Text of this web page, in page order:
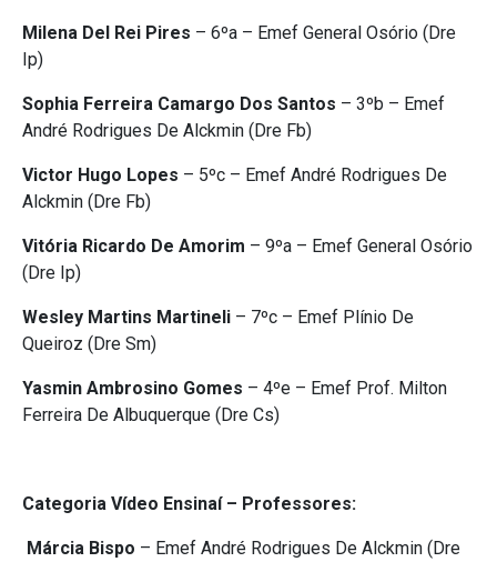
Milena Del Rei Pires – 6ºa – Emef General Osório (Dre
Ip)
Sophia Ferreira Camargo Dos Santos – 3ºb – Emef
André Rodrigues De Alckmin (Dre Fb)
Victor Hugo Lopes – 5ºc – Emef André Rodrigues De
Alckmin (Dre Fb)
Vitória Ricardo De Amorim – 9ºa – Emef General Osório
(Dre Ip)
Wesley Martins Martineli – 7ºc – Emef Plínio De
Queiroz (Dre Sm)
Yasmin Ambrosino Gomes – 4ºe – Emef Prof. Milton
Ferreira De Albuquerque (Dre Cs)
Categoria Vídeo Ensinaí – Professores:
Márcia Bispo – Emef André Rodrigues De Alckmin (Dre